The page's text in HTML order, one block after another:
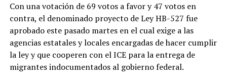
Con una votación de 69 votos a favor y 47 votos en
contra, el denominado proyecto de Ley HB-527 fue
aprobado este pasado martes en el cual exige a las
agencias estatales y locales encargadas de hacer cumplir
la ley y que cooperen con el ICE para la entrega de
migrantes indocumentados al gobierno federal.